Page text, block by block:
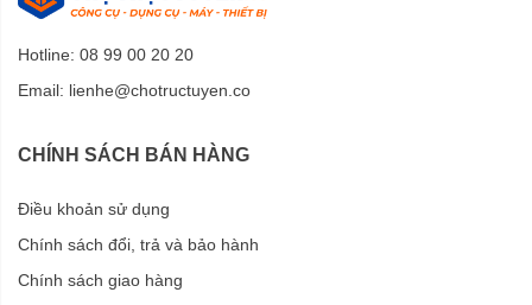
Hotline: 08 99 00 20 20
Email: lienhe@chotructuyen.co
CHÍNH SÁCH BÁN HÀNG
Điều khoản sử dụng
Chính sách đổi, trả và bảo hành
Chính sách giao hàng